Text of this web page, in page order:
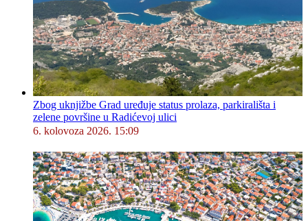
Zbog uknjižbe Grad uređuje status prolaza, parkirališta i
zelene površine u Radićevoj ulici
6. kolovoza 2026. 15:09